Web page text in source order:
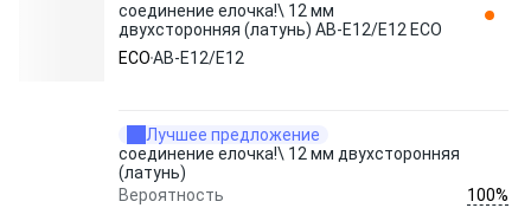
соединение елочка!\ 12 мм
двухсторонняя (латунь) AB-E12/E12 ECO
ECOAB-E12/E12
Лучшее предложение
соединение елочка!\ 12 мм двухсторонняя
(латунь)
Вероятность
100%